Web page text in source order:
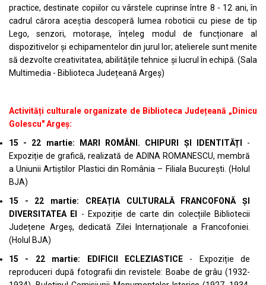
practice, destinate copiilor cu vârstele cuprinse între 8 - 12 ani, în
cadrul cărora aceștia descoperă lumea roboticii cu piese de tip
Lego, senzori, motorașe, înțeleg modul de funcționare al
dispozitivelor și echipamentelor din jurul lor; atelierele sunt menite
să dezvolte creativitatea, abilitățile tehnice și lucrul în echipă. (Sala
Multimedia - Biblioteca Județeană Argeș)
Activități culturale organizate de Biblioteca Județeană „Dinicu
Golescu" Argeș:
15 - 22 martie: MARI ROMÂNI. CHIPURI ȘI IDENTITĂȚI
-
Expoziție de grafică, realizată de ADINA ROMANESCU, membră
a Uniunii Artiștilor Plastici din România – Filiala București. (Holul
BJA)
15 - 22 martie: CREAȚIA CULTURALĂ FRANCOFONĂ ȘI
DIVERSITATEA EI
- Expoziție de carte din colecțiile Bibliotecii
Județene Argeș, dedicată Zilei Internaționale a Francofoniei.
(Holul BJA)
15 - 22 martie: EDIFICII ECLEZIASTICE- Expoziție de
reproduceri după fotografii din revistele: Boabe de grâu (1932-